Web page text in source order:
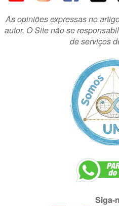
As opiniões expressas no
autor. O Site não se
de serviços
Siga-